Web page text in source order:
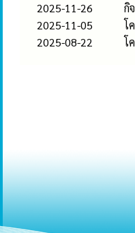
2025-11-26
กิ
2025-11-05
โ
2025-08-22
โ